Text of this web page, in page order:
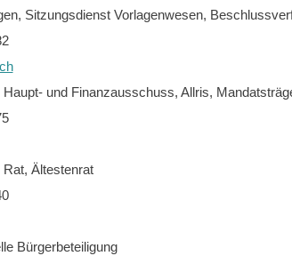
Sitzungsdienst Vorlagenwesen,
und Finanzausschuss, Allris,
Ältestenrat
Bürgerbeteiligung